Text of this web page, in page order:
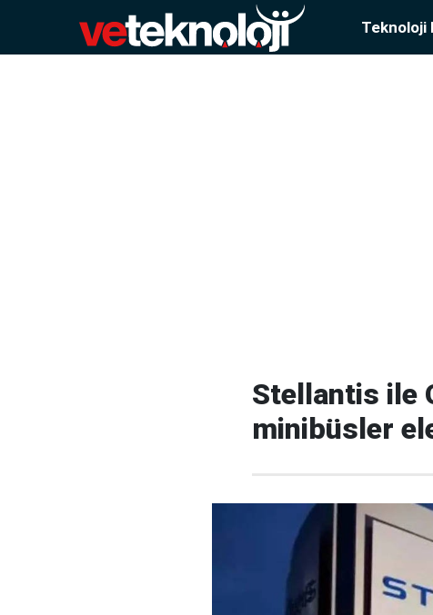
Teknoloji
Stellantis ile
minibüsler